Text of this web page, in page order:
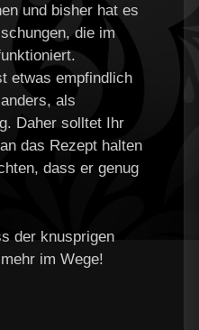
und bisher hat es
die im
etwas empfindlich
als
Daher solltet Ihr
das Rezept halten
dass er genug
der knusprigen
im Wege!